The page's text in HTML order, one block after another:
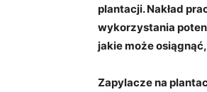
plantacji. Nakład
wykorzystania
jakie może
Zapylacze na